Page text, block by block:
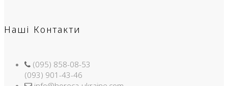
Наші Контакти
(095) 858-08-53
(093) 901-43-46